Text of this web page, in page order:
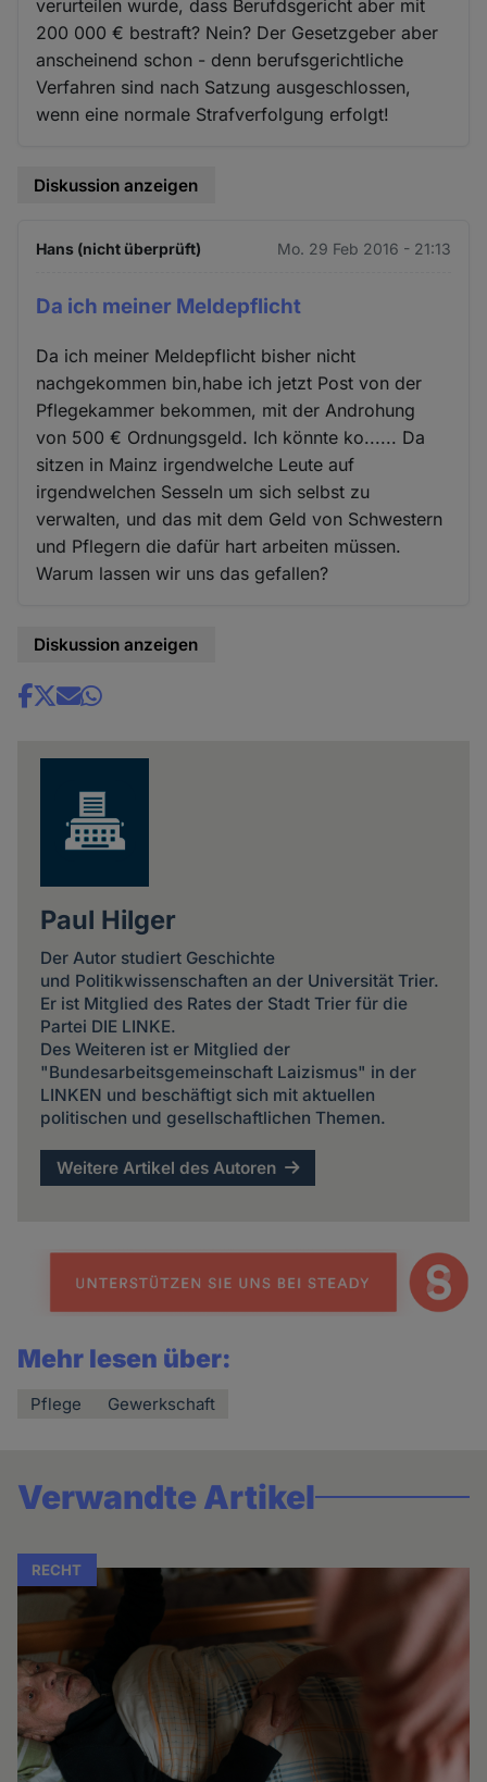
verurteilen wurde, dass Berufdsgericht aber mit
200 000 € bestraft? Nein? Der Gesetzgeber aber
anscheinend schon - denn berufsgerichtliche
Verfahren sind nach Satzung ausgeschlossen,
wenn eine normale Strafverfolgung erfolgt!
Diskussion anzeigen
Hans (nicht überprüft) Mo. 29 Feb 2016 - 21:13
Da ich meiner Meldepflicht
Da ich meiner Meldepflicht bisher nicht
nachgekommen bin,habe ich jetzt Post von der
Pflegekammer bekommen, mit der Androhung
von 500 € Ordnungsgeld. Ich könnte ko...... Da
sitzen in Mainz irgendwelche Leute auf
irgendwelchen Sesseln um sich selbst zu
verwalten, und das mit dem Geld von Schwestern
und Pflegern die dafür hart arbeiten müssen.
Warum lassen wir uns das gefallen?
Diskussion anzeigen
Share
Paul Hilger
Der Autor studiert Geschichte
und Politikwissenschaften an der Universität Trier.
Er ist Mitglied des Rates der Stadt Trier für die
Partei DIE LINKE.
Des Weiteren ist er Mitglied der
"Bundesarbeitsgemeinschaft Laizismus" in der
LINKEN und beschäftigt sich mit aktuellen
politischen und gesellschaftlichen Themen.
Weitere Artikel des Autoren
Mehr lesen über:
Pflege Gewerkschaft
Verwandte Artikel
RECHT